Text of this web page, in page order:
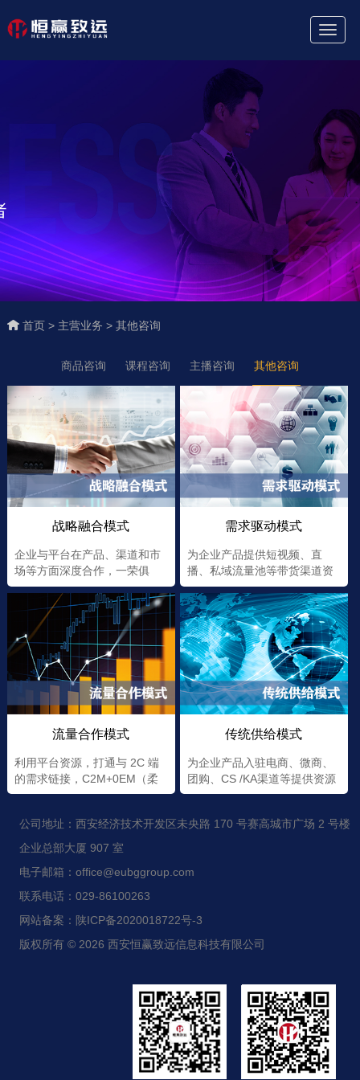
首页 > 主营业务 > 其他咨询
商品咨询 课程咨询 主播咨询 其他咨询
战略融合模式
企业与平台在产品、渠道和市
场等方面深度合作，一荣俱
荣，一损俱损
需求驱动模式
为企业产品提供短视频、直
播、私域流量池等带货渠道资
源
流量合作模式
利用平台资源，打通与 2C 端
的需求链接，C2M+0EM（柔
性+定制）
传统供给模式
为企业产品入驻电商、微商、
团购、CS /KA渠道等提供资源
公司地址：西安经济技术开发区未央路 170 号赛高城市广场 2 号楼
企业总部大厦 907 室
电子邮箱：office@eubggroup.com
联系电话：029-86100263
网站备案：陕ICP备2020018722号-3
版权所有 © 2026 西安恒赢致远信息科技有限公司